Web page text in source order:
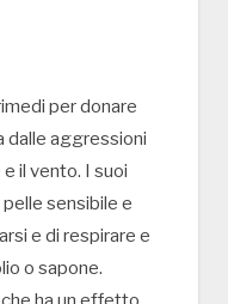
per donare
dalle aggressioni
il vento. I suoi
sensibile e
e di respirare e
o sapone.